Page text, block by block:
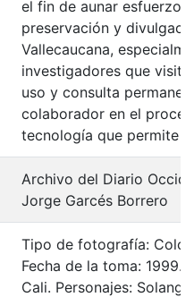
el fin de aunar
preservación y
Vallecaucana,
investigadores que
uso y consulta
colaborador en el
tecnología que permite
Archivo del Diario
Jorge Garcés Borrero
Tipo de fotografía:
Fecha de la toma: 1999.
Cali. Personajes: